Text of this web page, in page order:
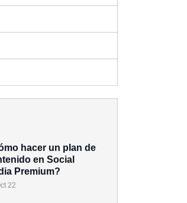
hacer un plan de
en Social
Premium?
22